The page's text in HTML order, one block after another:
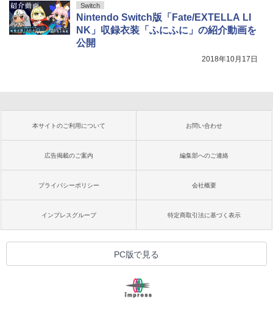
Switch
Nintendo Switch版「Fate/EXTELLA LI
NK」収録衣装「ふにふに」の紹介動画を
公開
2018年10月17日
本サイトのご利用について お問い合わせ
広告掲載のご案内 編集部へのご連絡
プライバシーポリシー 会社概要
インプレスグループ 特定商取引法に基づく表示
PC版で見る